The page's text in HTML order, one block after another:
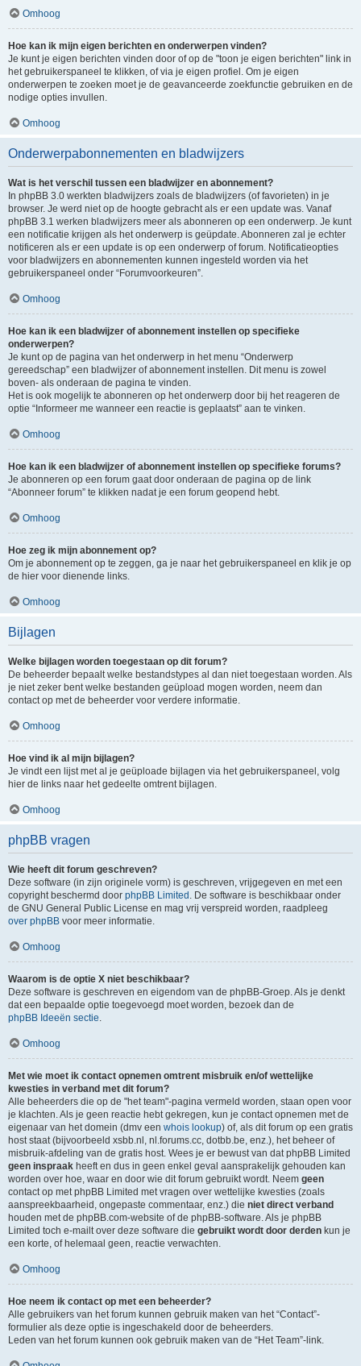
Omhoog
Hoe kan ik mijn eigen berichten en onderwerpen vinden?
Je kunt je eigen berichten vinden door of op de "toon je eigen berichten" link in
het gebruikerspaneel te klikken, of via je eigen profiel. Om je eigen
onderwerpen te zoeken moet je de geavanceerde zoekfunctie gebruiken en de
nodige opties invullen.
Omhoog
Onderwerpabonnementen en bladwijzers
Wat is het verschil tussen een bladwijzer en abonnement?
In phpBB 3.0 werkten bladwijzers zoals de bladwijzers (of favorieten) in je
browser. Je werd niet op de hoogte gebracht als er een update was. Vanaf
phpBB 3.1 werken bladwijzers meer als abonneren op een onderwerp. Je kunt
een notificatie krijgen als het onderwerp is geüpdate. Abonneren zal je echter
notificeren als er een update is op een onderwerp of forum. Notificatieopties
voor bladwijzers en abonnementen kunnen ingesteld worden via het
gebruikerspaneel onder “Forumvoorkeuren”.
Omhoog
Hoe kan ik een bladwijzer of abonnement instellen op specifieke
onderwerpen?
Je kunt op de pagina van het onderwerp in het menu “Onderwerp
gereedschap” een bladwijzer of abonnement instellen. Dit menu is zowel
boven- als onderaan de pagina te vinden.
Het is ook mogelijk te abonneren op het onderwerp door bij het reageren de
optie “Informeer me wanneer een reactie is geplaatst” aan te vinken.
Omhoog
Hoe kan ik een bladwijzer of abonnement instellen op specifieke forums?
Je abonneren op een forum gaat door onderaan de pagina op de link
“Abonneer forum” te klikken nadat je een forum geopend hebt.
Omhoog
Hoe zeg ik mijn abonnement op?
Om je abonnement op te zeggen, ga je naar het gebruikerspaneel en klik je op
de hier voor dienende links.
Omhoog
Bijlagen
Welke bijlagen worden toegestaan op dit forum?
De beheerder bepaalt welke bestandstypes al dan niet toegestaan worden. Als
je niet zeker bent welke bestanden geüpload mogen worden, neem dan
contact op met de beheerder voor verdere informatie.
Omhoog
Hoe vind ik al mijn bijlagen?
Je vindt een lijst met al je geüploade bijlagen via het gebruikerspaneel, volg
hier de links naar het gedeelte omtrent bijlagen.
Omhoog
phpBB vragen
Wie heeft dit forum geschreven?
Deze software (in zijn originele vorm) is geschreven, vrijgegeven en met een
copyright beschermd door phpBB Limited . De software is beschikbaar onder
de GNU General Public License en mag vrij verspreid worden, raadpleeg
over phpBB voor meer informatie.
Omhoog
Waarom is de optie X niet beschikbaar?
Deze software is geschreven en eigendom van de phpBB-Groep. Als je denkt
dat een bepaalde optie toegevoegd moet worden, bezoek dan de
phpBB Ideeën sectie.
Omhoog
Met wie moet ik contact opnemen omtrent misbruik en/of wettelijke
kwesties in verband met dit forum?
Alle beheerders die op de "het team"-pagina vermeld worden, staan open voor
je klachten. Als je geen reactie hebt gekregen, kun je contact opnemen met de
eigenaar van het domein (dmv een whois lookup) of, als dit forum op een gratis
host staat (bijvoorbeeld xsbb.nl, nl.forums.cc, dotbb.be, enz.), het beheer of
misbruik-afdeling van de gratis host. Wees je er bewust van dat phpBB Limited
geen inspraak heeft en dus in geen enkel geval aansprakelijk gehouden kan
worden over hoe, waar en door wie dit forum gebruikt wordt. Neem geen
contact op met phpBB Limited met vragen over wettelijke kwesties (zoals
aanspreekbaarheid, ongepaste commentaar, enz.) die niet direct verband
houden met de phpBB.com-website of de phpBB-software. Als je phpBB
Limited toch e-mailt over deze software die gebruikt wordt door derden kun je
een korte, of helemaal geen, reactie verwachten.
Omhoog
Hoe neem ik contact op met een beheerder?
Alle gebruikers van het forum kunnen gebruik maken van het “Contact”-
formulier als deze optie is ingeschakeld door de beheerders.
Leden van het forum kunnen ook gebruik maken van de “Het Team”-link.